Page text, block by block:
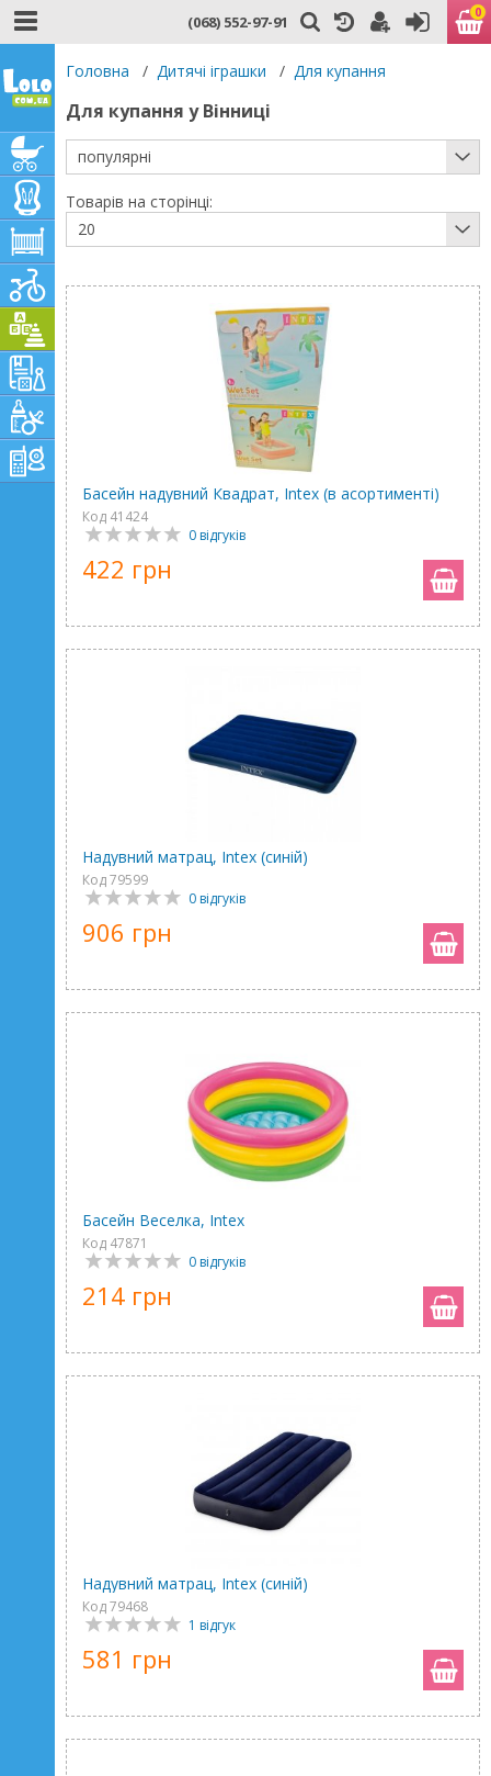
(068) 552-97-91 0
Головна / Дитячі іграшки / Для купання
Для купання у Вінниці
популярні
Товарів на сторінці:
20
Басейн надувний Квадрат, Intex (в асортименті)
Код 41424
0 відгуків
422 грн
Надувний матрац, Intex (синій)
Код 79599
0 відгуків
906 грн
Басейн Веселка, Intex
Код 47871
0 відгуків
214 грн
Надувний матрац, Intex (синій)
Код 79468
1 відгук
581 грн